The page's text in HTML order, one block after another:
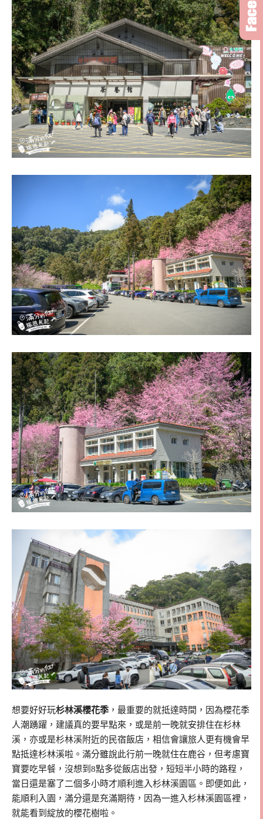
想要好好玩杉林溪櫻花季 ，最重要的就抵達時間，因為櫻花季
人潮踴躍，建議真的要早點來，或是前一晚就安排住在杉林
溪，亦或是杉林溪附近的民宿飯店，相信會讓旅人更有機會早
點抵達杉林溪啦。滿分雖說此行前一晚就住在鹿谷，但考慮寶
寶要吃早餐，沒想到8點多從飯店出發，短短半小時的路程，
當日還是塞了二個多小時才順利進入杉林溪園區。即便如此，
能順利入園，滿分還是充滿期待，因為一進入杉林溪園區裡，
就能看到綻放的櫻花樹啦。